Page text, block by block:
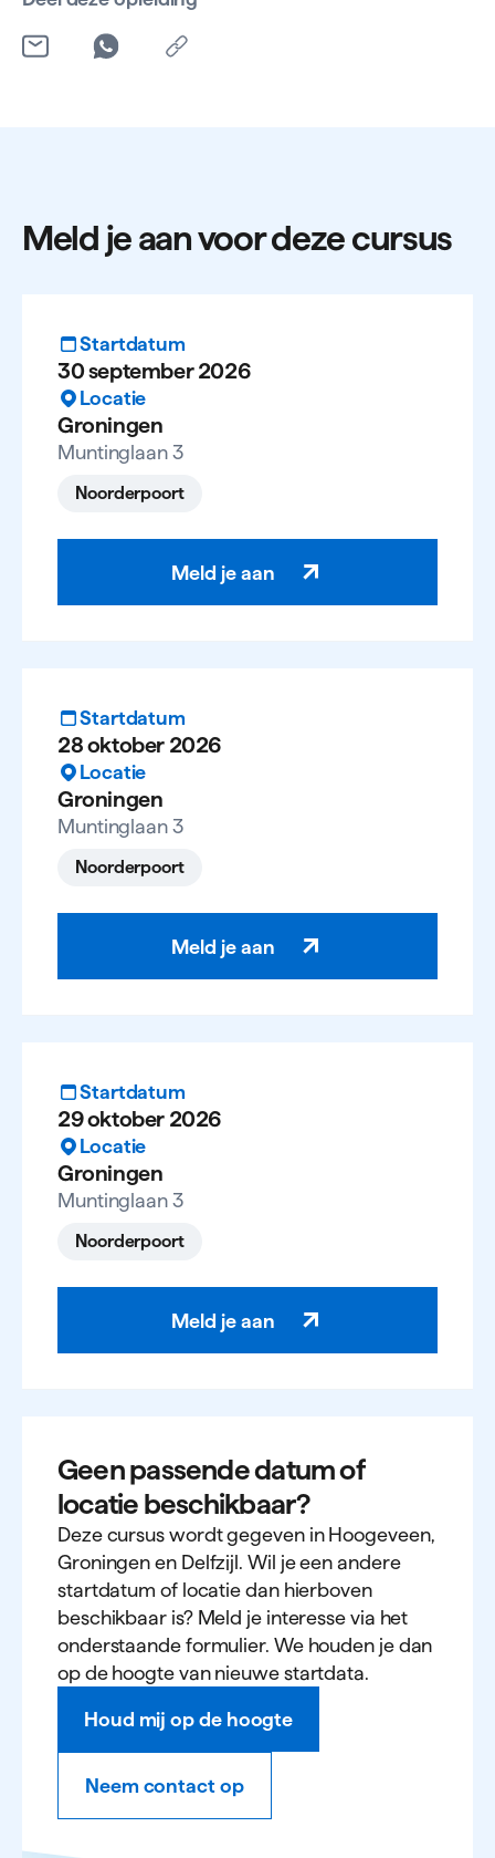
hebt afgerond ontvang je het erkende NIL-
lasdiploma op niveau 4.
Meld je aan voor deze cursus
Startdatum
30 september 2026
Locatie
Groningen
Muntinglaan 3
Noorderpoort
Meld je aan
Startdatum
28 oktober 2026
Locatie
Groningen
Muntinglaan 3
Noorderpoort
Meld je aan
Startdatum
29 oktober 2026
Locatie
Groningen
Muntinglaan 3
Noorderpoort
Meld je aan
Geen passende datum of
locatie beschikbaar?
Deze cursus wordt gegeven in Hoogeveen,
Groningen en Delfzijl. Wil je een andere
startdatum of locatie dan hierboven
beschikbaar is? Meld je interesse via het
onderstaande formulier. We houden je dan
op de hoogte van nieuwe startdata.
Houd mij op de hoogte
Neem contact op